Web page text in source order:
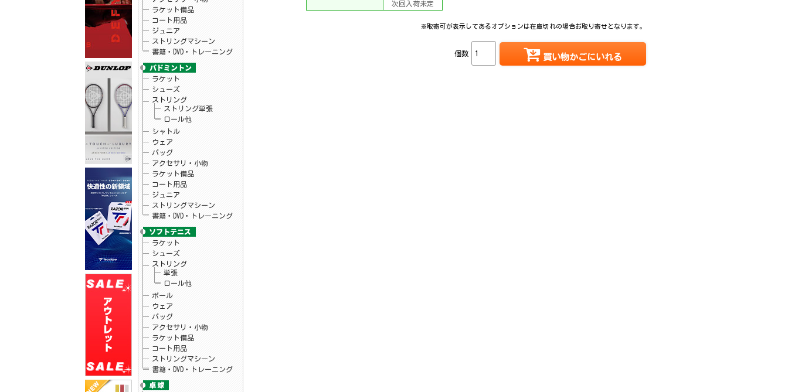
26.05.20 Christy
テニス アクセサリ・小物 チャンピオン
シップタオル
26.05.15 ダンロップ
テニスラケット「LX 800」シリーズ予約開
26.05.15 ダンロップ
テニスラケット「LX 1000」シリーズ予約開
26.05.15 バボラ
バボラテニスシューズ 「SFX EVO」予約開
始
26.05.15
バボラテニスシューズ 「JET TERE 2」予
約開始
ヨネックス
ソフトテニス ラケット「VOLTRAGE8」予約
開始
26.04.29 テクニファイバー
次世代ソフトモノフィラメントストリング
「レーザースピン」予約開始
26.04.24 お知らせ
当店のGW休暇中のお問い合わせ・出荷につ
26.04.15 ウィルソン
テニスラケット・バッグ「ブレード V10」
シリーズ販売開始！
26.04.15 ブルイク
「アスリートUVアンブレラ」予約開始！
26.04.10 アクティフ
テニスグリップテープ「プレミアムウェッ
トオーバーグリップ」新発売！
26.04.07 ウィルソン
テニスラケット「ローランギャロスチーム
102」予約開始！
26.04.07 ウィルソン
テニスラケット「ローランギャロスコレク
ションモデル」入荷しました♪
26.04.03 ゴーセン
夏企画Tシャツ・ロゴキャップ予約開始！
ラケット備品
コート用品
ジュニア
ストリングマシーン
書籍・DVD・トレーニング
ラケット
シューズ
ストリング
ストリング単張
ロール他
シャトル
ウェア
バッグ
アクセサリ・小物
ラケット備品
コート用品
ジュニア
ストリングマシーン
書籍・DVD・トレーニング
ラケット
シューズ
ストリング
単張
ロール他
ボール
ウェア
バッグ
アクセサリ・小物
ラケット備品
コート用品
ストリングマシーン
書籍・DVD・トレーニング
次回入荷未定
※取寄可が表示してあるオプションは在庫切れの場合お取り寄せとなります。
個数 買い物かごにいれる